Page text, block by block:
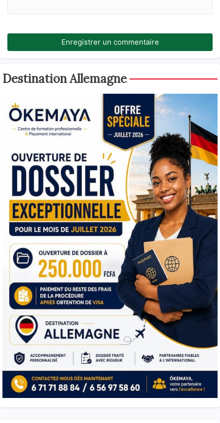
Enregistrer un commentaire
Destination Allemagne